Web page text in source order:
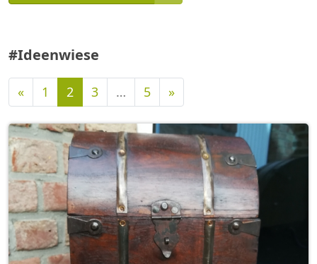
#Ideenwiese
«Vorherige
1 2 3 … 5 »Nächste